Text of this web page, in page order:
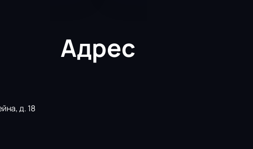
Адрес
д. 18